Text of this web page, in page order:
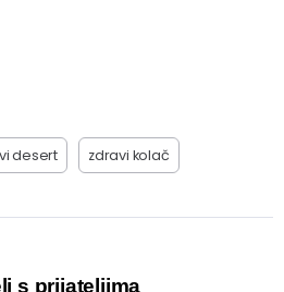
desert zdravi kolač
s prijateljima